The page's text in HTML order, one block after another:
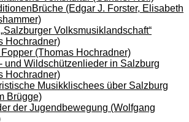
(Edgar J. Forster, Elisabeth
Volksmusiklandschaft“
Hochradner)
(Thomas Hochradner)
und Wildschützenlieder in Salzburg
Hochradner)
Musikklischees über Salzburg
Brügge)
der Jugendbewegung (Wolfgang